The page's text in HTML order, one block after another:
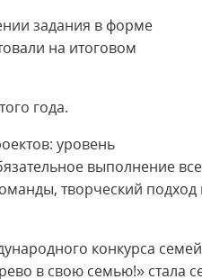
задания в форме
на итоговом
года.
уровень
выполнение
творческий подход
конкурса
в свою семью!» стала